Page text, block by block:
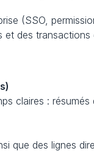
(SSO,
et des transactions
claires :
que des lignes